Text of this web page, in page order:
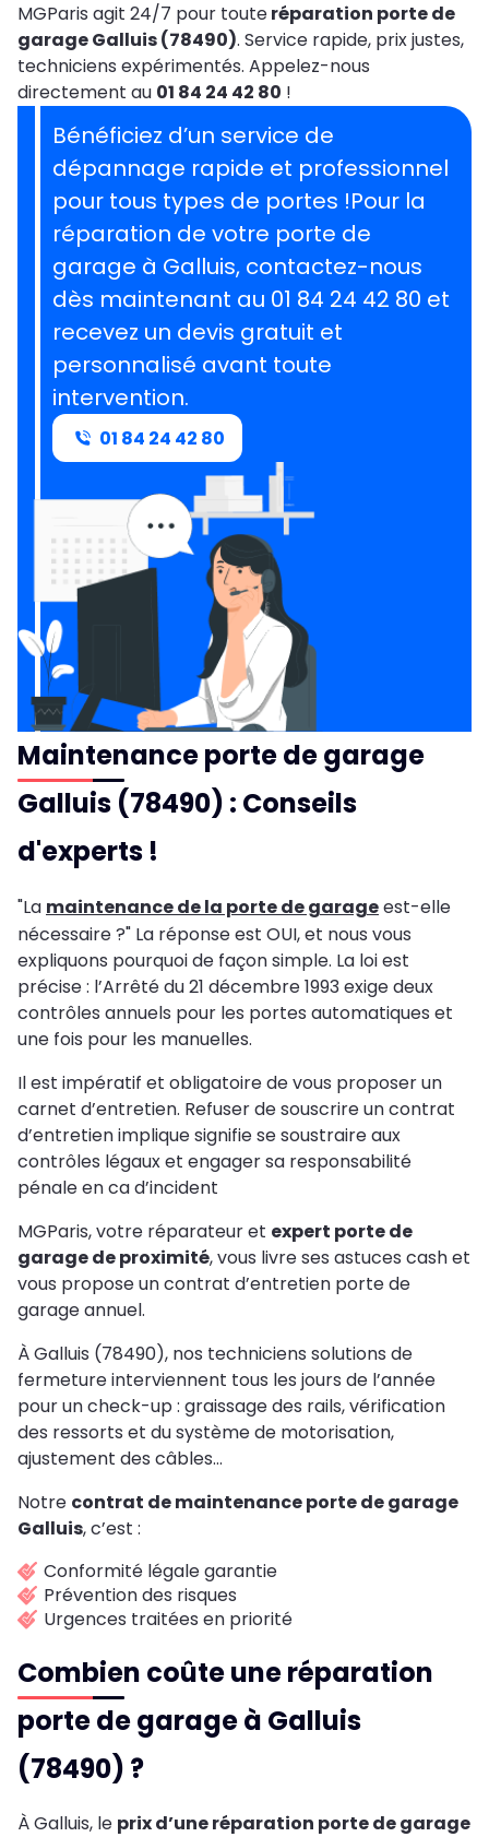
MGParis agit 24/7 pour touteréparation porte de
garage Galluis (78490). Service rapide, prix justes,
techniciens expérimentés. Appelez-nous
directement au 01 84 24 42 80 !
Bénéficiez d’un service de
dépannage rapide et professionnel
pour tous types de portes !Pour la
réparation de votre porte de
garage à Galluis, contactez-nous
dès maintenant au 01 84 24 42 80 et
recevez un devis gratuit et
personnalisé avant toute
intervention.
01 84 24 42 80
Maintenance porte de garage
Galluis (78490) : Conseils
d'experts !
"La maintenance de la porte de garageest-elle
nécessaire ?" La réponse est OUI, et nous vous
expliquons pourquoi de façon simple. La loi est
précise : l’Arrêté du 21 décembre 1993 exige deux
contrôles annuels pour les portes automatiques et
une fois pour les manuelles.
Il est impératif et obligatoire de vous proposer un
carnet d’entretien. Refuser de souscrire un contrat
d’entretien implique signifie se soustraire aux
contrôles légaux et engager sa responsabilité
pénale en ca d’incident
MGParis, votre réparateur et expert porte de
garage de proximité, vous livre ses astuces cash et
vous propose un contrat d’entretien porte de
garage annuel.
À Galluis (78490), nos techniciens solutions de
fermeture interviennent tous les jours de l’année
pour un check-up : graissage des rails, vérification
des ressorts et du système de motorisation,
ajustement des câbles…
Notre contrat de maintenance porte de garage
Galluis, c’est :
Conformité légale garantie
Prévention des risques
Urgences traitées en priorité
Combien coûte une réparation
porte de garage à Galluis
(78490) ?
À Galluis, le prix d’une réparation porte de garage